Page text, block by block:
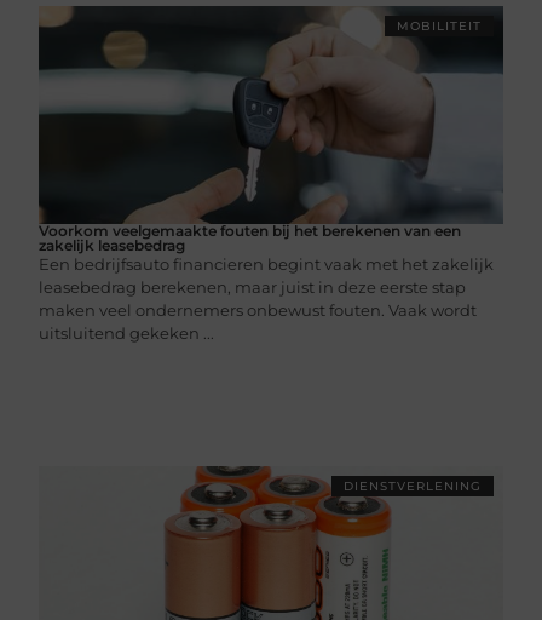
MOBILITEIT
Voorkom veelgemaakte fouten bij het berekenen van een
zakelijk leasebedrag
Een bedrijfsauto financieren begint vaak met het zakelijk
leasebedrag berekenen, maar juist in deze eerste stap
maken veel ondernemers onbewust fouten. Vaak wordt
uitsluitend gekeken ...
DIENSTVERLENING